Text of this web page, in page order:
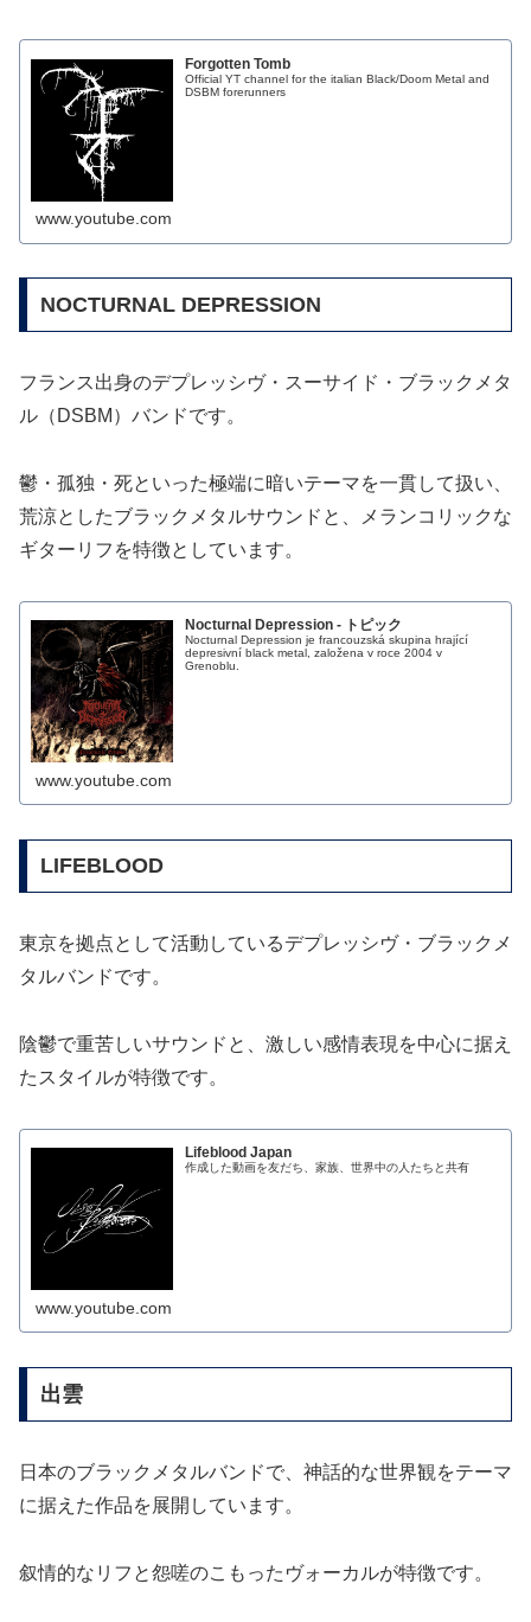
Forgotten Tomb
Official YT channel for the italian Black/Doom Metal and
DSBM forerunners
www.youtube.com
NOCTURNAL DEPRESSION
フランス出身のデプレッシヴ・スーサイド・ブラックメタ
ル（DSBM）バンドです。
鬱・孤独・死といった極端に暗いテーマを一貫して扱い、
荒涼としたブラックメタルサウンドと、メランコリックな
ギターリフを特徴としています。
Nocturnal Depression - トピック
Nocturnal Depression je francouzská skupina hrající
depresivní black metal, založena v roce 2004 v
Grenoblu.
www.youtube.com
LIFEBLOOD
東京を拠点として活動しているデプレッシヴ・ブラックメ
タルバンドです。
陰鬱で重苦しいサウンドと、激しい感情表現を中心に据え
たスタイルが特徴です。
Lifeblood Japan
作成した動画を友だち、家族、世界中の人たちと共有
www.youtube.com
出雲
日本のブラックメタルバンドで、神話的な世界観をテーマ
に据えた作品を展開しています。
叙情的なリフと怨嗟のこもったヴォーカルが特徴です。